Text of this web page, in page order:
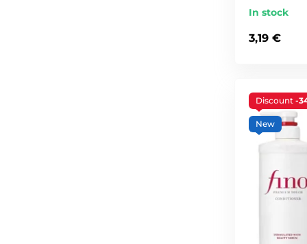
In stock
3,19 €
Discount -
New